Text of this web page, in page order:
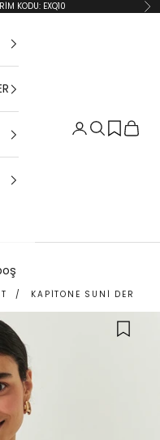
KODU: EXQ10
Giriş Yap
Ara Sepet
/ KAPITONE SUNI DERI